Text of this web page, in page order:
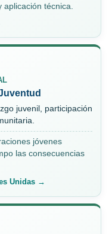
aplicación técnica.
juvenil, participación
jóvenes
las consecuencias
Unidas →